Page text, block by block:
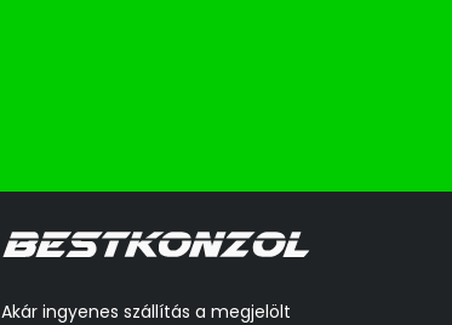
Akár ingyenes szállítás a megjelölt